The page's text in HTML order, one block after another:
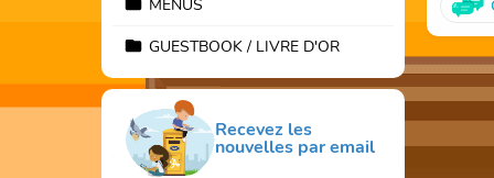
MENUS
GUESTBOOK / LIVRE D'OR
Recevez les
nouvelles par email